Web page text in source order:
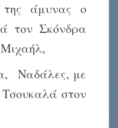
της άμυνας ο
τον Σκόνδρα
Ναδάλες, με
στον